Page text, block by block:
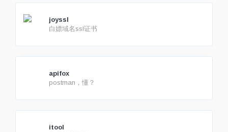
joyssl
白嫖域名ssl证书
apifox
postman，懂？
itool